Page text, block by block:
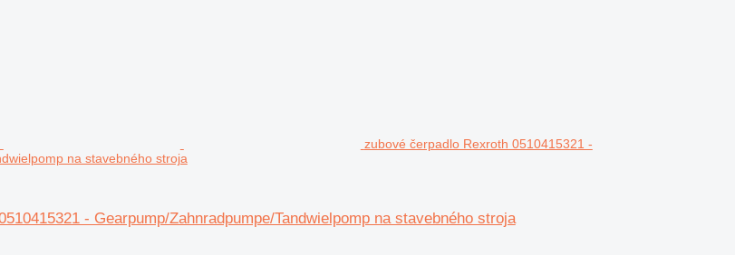
zubové čerpadlo Rexroth 0510415321 -
na stavebného stroja
- Gearpump/Zahnradpumpe/Tandwielpomp na stavebného stroja